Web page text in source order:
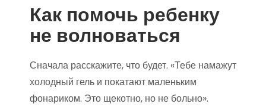
Как помочь ребенку
не волноваться
Сначала расскажите, что будет. «Тебе намажут
холодный гель и покатают маленьким
фонариком. Это щекотно, но не больно».